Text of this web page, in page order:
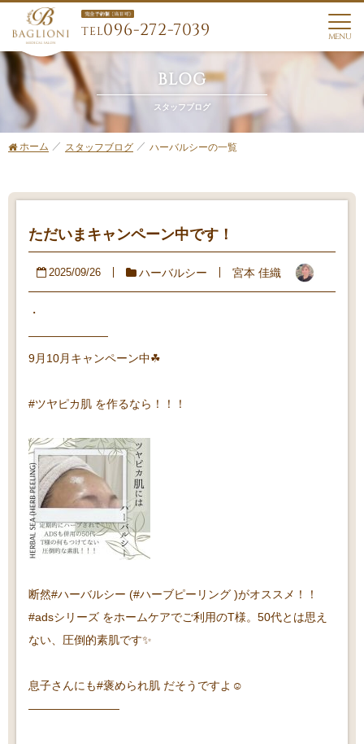
TEL096-272-7039 MENU
BLOG
スタッフブログ
ホーム スタッフブログ ハーバルシーの一覧
ただいまキャンペーン中です！
2025/09/26 ハーバルシー 宮本 佳織
・
———————⁡
⁡⁡9月10月キャンペーン中☘
#ツヤピカ肌 を作るなら！！！
断然#ハーバルシー (#ハーブピーリング )がオススメ！！
#adsシリーズ をホームケアでご利用のT様。50代とは思え
ない、圧倒的素肌です✨
息子さんにも#褒められ肌 だそうですよ☺️
————————